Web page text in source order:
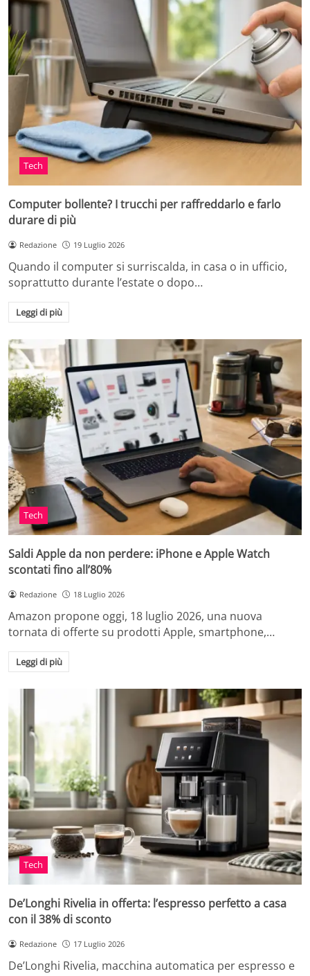
Tech
Computer bollente? I trucchi per raffreddarlo e farlo
durare di più
Redazione 19 Luglio 2026
Quando il computer si surriscalda, in casa o in ufficio,
soprattutto durante l’estate o dopo…
Leggi di più
Tech
Saldi Apple da non perdere: iPhone e Apple Watch
scontati fino all’80%
Redazione 18 Luglio 2026
Amazon propone oggi, 18 luglio 2026, una nuova
tornata di offerte su prodotti Apple, smartphone,…
Leggi di più
Tech
De’Longhi Rivelia in offerta: l’espresso perfetto a casa
con il 38% di sconto
Redazione 17 Luglio 2026
De’Longhi Rivelia, macchina automatica per espresso e